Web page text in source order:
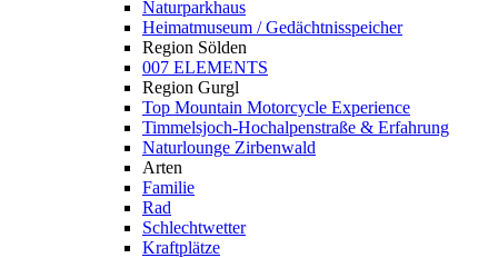
Naturparkhaus
Heimatmuseum / Gedächtnisspeicher
Region Sölden
007 ELEMENTS
Region Gurgl
Top Mountain Motorcycle Experience
Timmelsjoch-Hochalpenstraße & Erfahrung
Naturlounge Zirbenwald
Arten
Familie
Rad
Schlechtwetter
Kraftplätze